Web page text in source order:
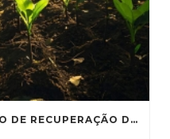
ERROS COMUNS NO PLANO DE RECUPERAÇÃO DE ÁREAS DEGRADADAS E COMO EVITÁ-LOS